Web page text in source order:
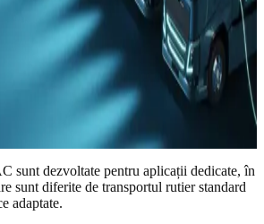
sunt dezvoltate pentru aplicații dedicate, în
sunt diferite de transportul rutier standard
adaptate.